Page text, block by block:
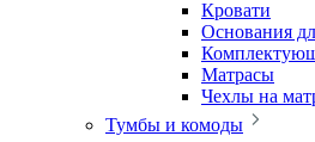
Кровати
Основания
Матрасы
Чехлы на
Тумбы и комоды